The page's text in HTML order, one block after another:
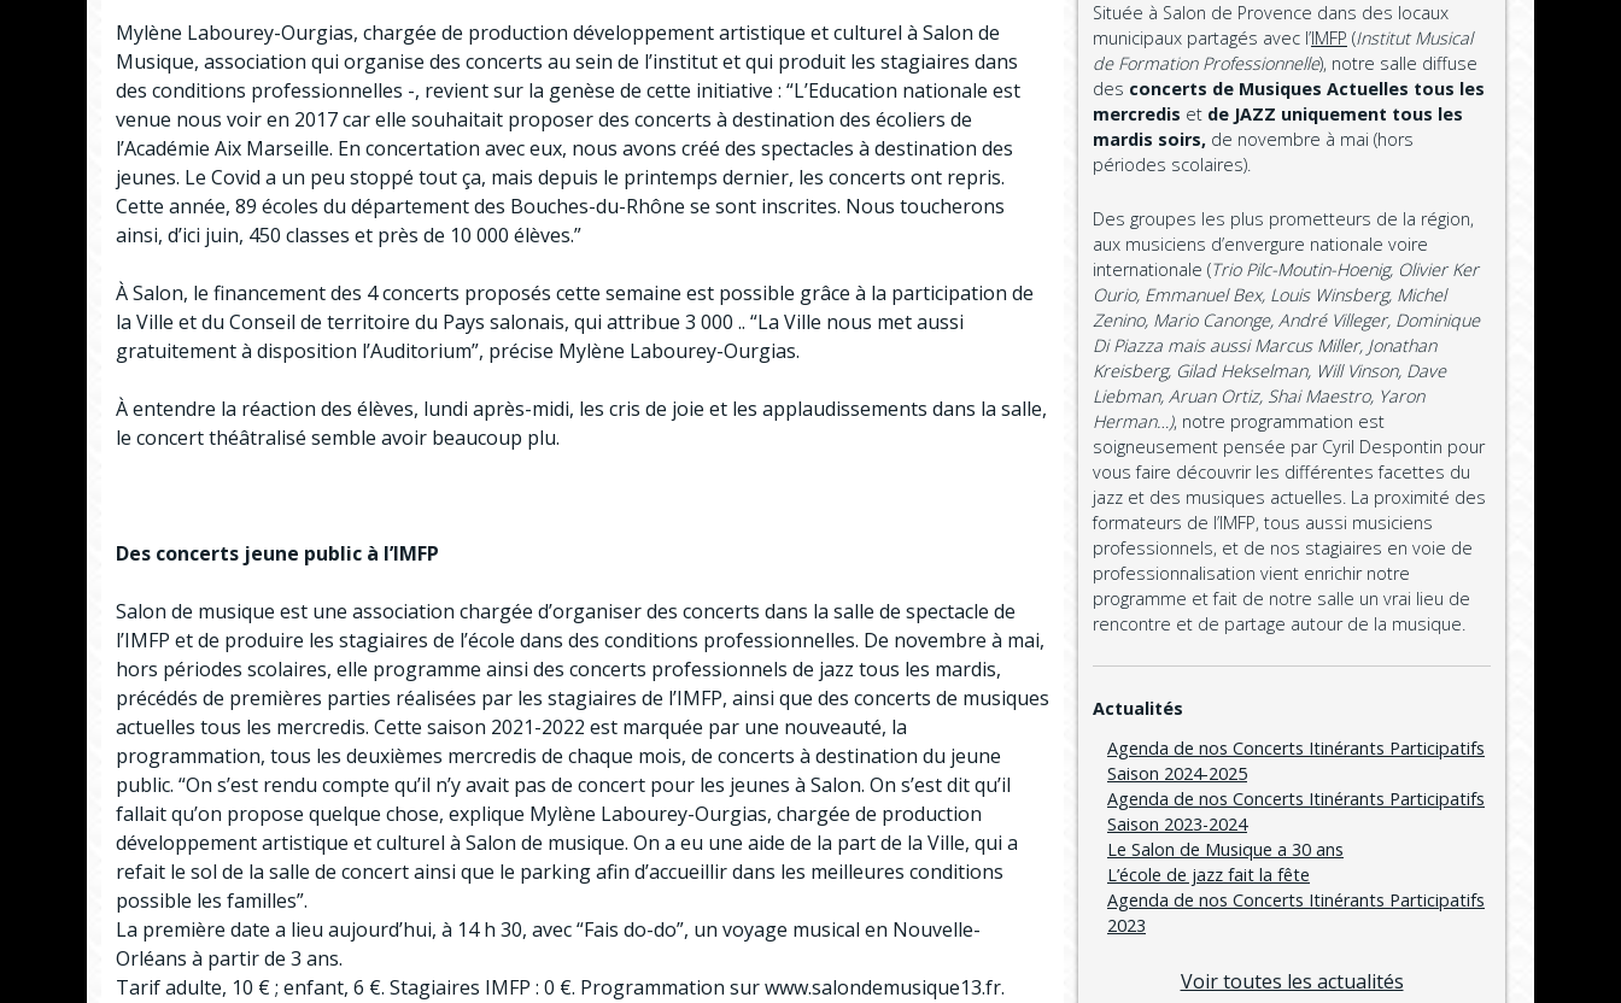
Mylène Labourey-Ourgias, chargée de production développement artistique et culturel à Salon de
Musique, association qui organise des concerts au sein de l’institut et qui produit les stagiaires dans
des conditions professionnelles -, revient sur la genèse de cette initiative : “L’Education nationale est
venue nous voir en 2017 car elle souhaitait proposer des concerts à destination des écoliers de
l’Académie Aix Marseille. En concertation avec eux, nous avons créé des spectacles à destination des
jeunes. Le Covid a un peu stoppé tout ça, mais depuis le printemps dernier, les concerts ont repris.
Cette année, 89 écoles du département des Bouches-du-Rhône se sont inscrites. Nous toucherons
ainsi, d’ici juin, 450 classes et près de 10 000 élèves.”
À Salon, le financement des 4 concerts proposés cette semaine est possible grâce à la participation de
la Ville et du Conseil de territoire du Pays salonais, qui attribue 3 000 .. “La Ville nous met aussi
gratuitement à disposition l’Auditorium”, précise Mylène Labourey-Ourgias.
À entendre la réaction des élèves, lundi après-midi, les cris de joie et les applaudissements dans la salle,
le concert théâtralisé semble avoir beaucoup plu.
Des concerts jeune public à l’IMFP
Salon de musique est une association chargée d’organiser des concerts dans la salle de spectacle de
l’IMFP et de produire les stagiaires de l’école dans des conditions professionnelles. De novembre à mai,
hors périodes scolaires, elle programme ainsi des concerts professionnels de jazz tous les mardis,
précédés de premières parties réalisées par les stagiaires de l’IMFP, ainsi que des concerts de musiques
actuelles tous les mercredis. Cette saison 2021-2022 est marquée par une nouveauté, la
programmation, tous les deuxièmes mercredis de chaque mois, de concerts à destination du jeune
public. “On s’est rendu compte qu’il n’y avait pas de concert pour les jeunes à Salon. On s’est dit qu’il
fallait qu’on propose quelque chose, explique Mylène Labourey-Ourgias, chargée de production
développement artistique et culturel à Salon de musique. On a eu une aide de la part de la Ville, qui a
refait le sol de la salle de concert ainsi que le parking afin d’accueillir dans les meilleures conditions
possible les familles”.
La première date a lieu aujourd’hui, à 14 h 30, avec “Fais do-do”, un voyage musical en Nouvelle-
Orléans à partir de 3 ans.
Tarif adulte, 10 € ; enfant, 6 €. Stagiaires IMFP : 0 €. Programmation sur www.salondemusique13.fr.
Située à Salon de Provence dans des locaux
municipaux partagés avec l’IMFP (Institut Musical
de Formation Professionnelle), notre salle diffuse
des concerts de Musiques Actuelles tous les
mercredis et de JAZZ uniquement tous les
mardis soirs, de novembre à mai (hors
périodes scolaires).
Des groupes les plus prometteurs de la région,
aux musiciens d’envergure nationale voire
internationale (Trio Pilc-Moutin-Hoenig, Olivier Ker
Ourio, Emmanuel Bex, Louis Winsberg, Michel
Zenino, Mario Canonge, André Villeger, Dominique
Di Piazza mais aussi Marcus Miller, Jonathan
Kreisberg, Gilad Hekselman, Will Vinson, Dave
Liebman, Aruan Ortiz, Shai Maestro, Yaron
Herman…), notre programmation est
soigneusement pensée par Cyril Despontin pour
vous faire découvrir les différentes facettes du
jazz et des musiques actuelles. La proximité des
formateurs de l’IMFP, tous aussi musiciens
professionnels, et de nos stagiaires en voie de
professionnalisation vient enrichir notre
programme et fait de notre salle un vrai lieu de
rencontre et de partage autour de la musique.
Actualités
Agenda de nos Concerts Itinérants Participatifs
Saison 2024-2025
Agenda de nos Concerts Itinérants Participatifs
Saison 2023-2024
Le Salon de Musique a 30 ans
L’école de jazz fait la fête
Agenda de nos Concerts Itinérants Participatifs
2023
Voir toutes les actualités